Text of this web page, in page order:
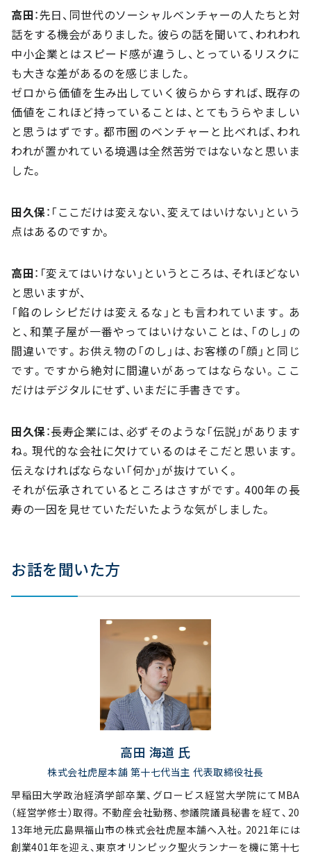
高田：先日、同世代のソーシャルベンチャーの人たちと対
話をする機会がありました。彼らの話を聞いて、われわれ
中小企業とはスピード感が違うし、とっているリスクに
も大きな差があるのを感じました。
ゼロから価値を生み出していく彼らからすれば、既存の
価値をこれほど持っていることは、とてもうらやましい
と思うはずです。都市圏のベンチャーと比べれば、われ
われが置かれている境遇は全然苦労ではないなと思いま
した。
田久保：「ここだけは変えない、変えてはいけない」という
点はあるのですか。
高田：「変えてはいけない」というところは、それほどない
と思いますが、
「餡のレシピだけは変えるな」とも言われています。あ
と、和菓子屋が一番やってはいけないことは、「のし」の
間違いです。お供え物の「のし」は、お客様の「顔」と同じ
です。ですから絶対に間違いがあってはならない。ここ
だけはデジタルにせず、いまだに手書きです。
田久保：長寿企業には、必ずそのような「伝説」があります
ね。現代的な会社に欠けているのはそこだと思います。
伝えなければならない「何か」が抜けていく。
それが伝承されているところはさすがです。400年の長
寿の一因を見せていただいたような気がしました。
お話を聞いた方
高田 海道 氏
株式会社虎屋本舗 第十七代当主 代表取締役社長
早稲田大学政治経済学部卒業、グロービス経営大学院にてMBA
（経営学修士）取得。不動産会社勤務、参議院議員秘書を経て、20
13年地元広島県福山市の株式会社虎屋本舗へ入社。2021年には
創業401年を迎え、東京オリンピック聖火ランナーを機に第十七